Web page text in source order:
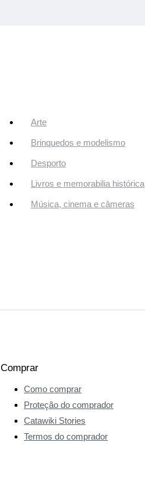
Arte
Brinquedos e modelismo
Desporto
Livros e memorabilia histórica
Música, cinema e câmeras
Comprar
Como comprar
Proteção do comprador
Catawiki Stories
Termos do comprador